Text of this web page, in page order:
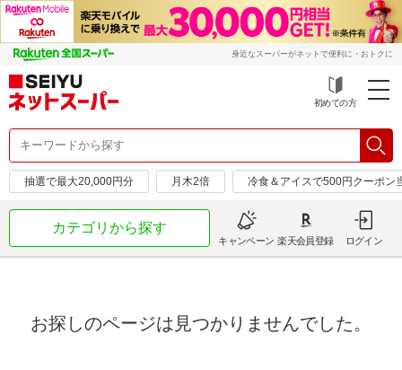
身近なスーパーがネットで便利に・おトクに
初めての方
抽選で最大20,000円分 月木2倍 冷食＆アイスで500円クーポン
カテゴリから探す
キャンペーン 楽天会員登録 ログイン
お探しのページは見つかりませんでした。